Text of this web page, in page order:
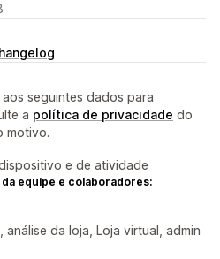
seguintes dados para
a política de privacidade do
motivo.
e de atividade
equipe e colaboradores:
da loja, Loja virtual, admin